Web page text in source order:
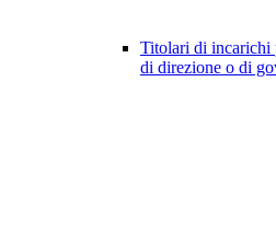
Titolari di incarichi
di direzione o di